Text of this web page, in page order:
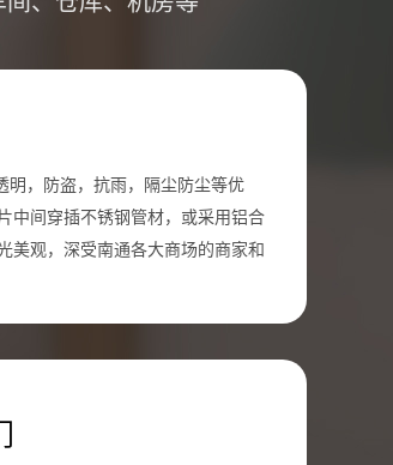
明，防盗，抗雨，隔尘防尘等优
中间穿插不锈钢管材，或采用铝合
美观，深受南通各大商场的商家和